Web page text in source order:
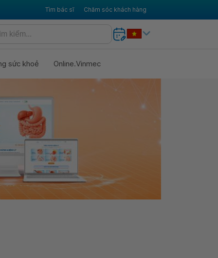
Tìm bác sĩ Chăm sóc khách hàng
sức khoẻ Online.Vinmec